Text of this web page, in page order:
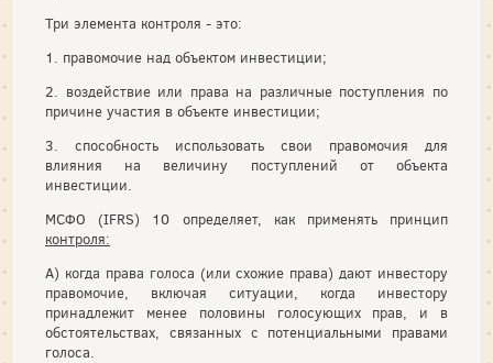
Три элемента контроля - это:
1. правомочие над объектом инвестиции;
2. воздействие или права на различные поступления по
причине участия в объекте инвестиции;
3. способность использовать свои правомочия для
влияния на величину поступлений от объекта
инвестиции.
МСФО (IFRS) 10 определяет, как применять принцип
контроля:
А) когда права голоса (или схожие права) дают инвестору
правомочие, включая ситуации, когда инвестору
принадлежит менее половины голосующих прав, и в
обстоятельствах, связанных с потенциальными правами
голоса.